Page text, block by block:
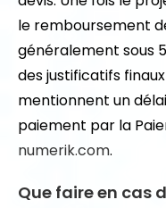
le remboursement
généralement sous
des justificatifs finaux
mentionnent un
paiement par la
numerik.com.
Que faire en cas